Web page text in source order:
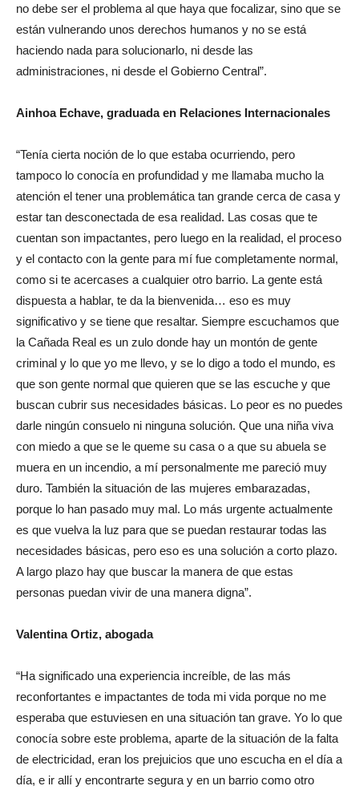
no debe ser el problema al que haya que focalizar, sino que se
están vulnerando unos derechos humanos y no se está
haciendo nada para solucionarlo, ni desde las
administraciones, ni desde el Gobierno Central”.
Ainhoa Echave, graduada en Relaciones Internacionales
“Tenía cierta noción de lo que estaba ocurriendo, pero
tampoco lo conocía en profundidad y me llamaba mucho la
atención el tener una problemática tan grande cerca de casa y
estar tan desconectada de esa realidad. Las cosas que te
cuentan son impactantes, pero luego en la realidad, el proceso
y el contacto con la gente para mí fue completamente normal,
como si te acercases a cualquier otro barrio. La gente está
dispuesta a hablar, te da la bienvenida… eso es muy
significativo y se tiene que resaltar. Siempre escuchamos que
la Cañada Real es un zulo donde hay un montón de gente
criminal y lo que yo me llevo, y se lo digo a todo el mundo, es
que son gente normal que quieren que se las escuche y que
buscan cubrir sus necesidades básicas. Lo peor es no puedes
darle ningún consuelo ni ninguna solución. Que una niña viva
con miedo a que se le queme su casa o a que su abuela se
muera en un incendio, a mí personalmente me pareció muy
duro. También la situación de las mujeres embarazadas,
porque lo han pasado muy mal. Lo más urgente actualmente
es que vuelva la luz para que se puedan restaurar todas las
necesidades básicas, pero eso es una solución a corto plazo.
A largo plazo hay que buscar la manera de que estas
personas puedan vivir de una manera digna”.
Valentina Ortiz, abogada
“Ha significado una experiencia increíble, de las más
reconfortantes e impactantes de toda mi vida porque no me
esperaba que estuviesen en una situación tan grave. Yo lo que
conocía sobre este problema, aparte de la situación de la falta
de electricidad, eran los prejuicios que uno escucha en el día a
día, e ir allí y encontrarte segura y en un barrio como otro